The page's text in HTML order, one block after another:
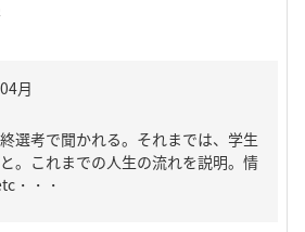
選考で聞かれる。それまでは、学生
。これまでの人生の流れを説明。情
・・・